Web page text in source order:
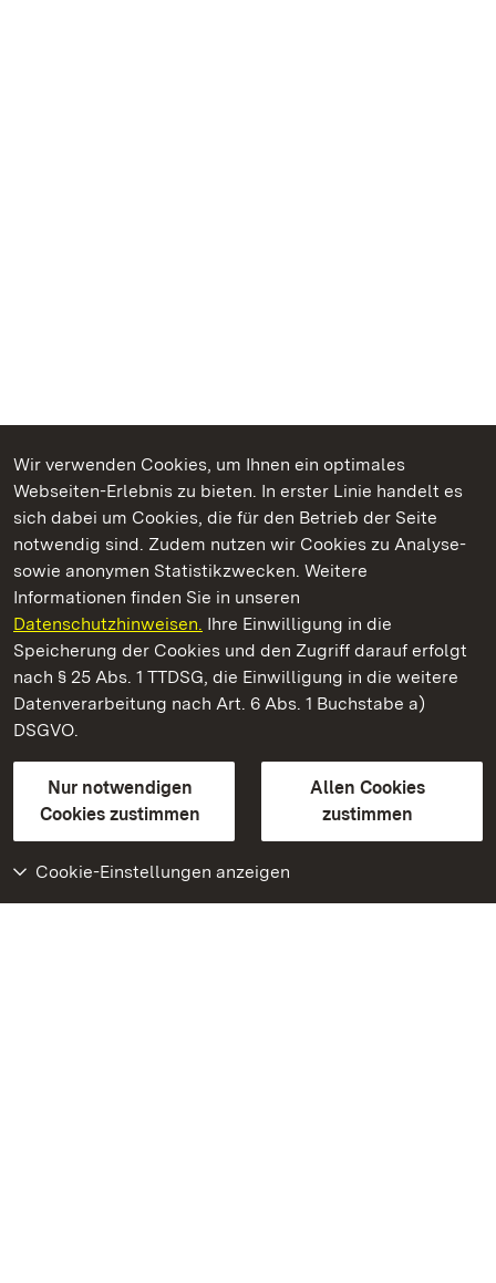
Wir verwenden Cookies, um Ihnen ein optimales
Webseiten-Erlebnis zu bieten. In erster Linie handelt es
sich dabei um Cookies, die für den Betrieb der Seite
notwendig sind. Zudem nutzen wir Cookies zu Analyse-
sowie anonymen Statistikzwecken. Weitere
Informationen finden Sie in unseren
Datenschutzhinweisen. Ihre Einwilligung in die
Speicherung der Cookies und den Zugriff darauf erfolgt
nach § 25 Abs. 1 TTDSG, die Einwilligung in die weitere
Datenverarbeitung nach Art. 6 Abs. 1 Buchstabe a)
DSGVO.
Nur notwendigen
Cookies zustimmen
Allen Cookies
zustimmen
Cookie-Einstellungen anzeigen
Kommen. Staunen. Genießen.
Schloss und Schlossgarten Schwetzingen
Staatliche Schlösser und Gärten Baden-Württemberg
Kontakt
GebärdenspracheLeichte Sprache
Erklärung zur Barrierefreiheit
BITV-konform (geprüfte Seiten)
Weiteres